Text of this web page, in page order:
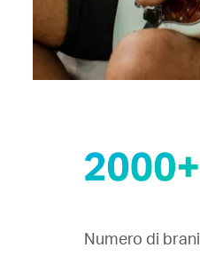
Numero di brani